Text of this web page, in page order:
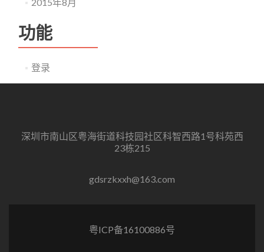
功能
登录
深圳市南山区粤海街道科技园社区科智西路1号科苑西
23栋215
gdsrzkxxh@163.com
粤ICP备16100886号